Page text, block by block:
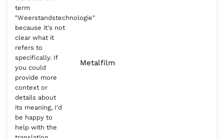
term
"Weerstandstechnologie"
because it's not
clear what it
refers to
specifically. If
you could
provide more
context or
details about
its meaning, I'd
be happy to
help with the
Metalfilm